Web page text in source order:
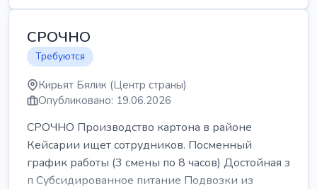
СРОЧНО
Требуются
Кирьят Бялик (Центр страны)
Опубликовано: 19.06.2026
СРОЧНО Производство картона в районе
Кейсарии ищет сотрудников. Посменный
график работы (3 смены по 8 часов) Достойная з
п Субсидированное питание Подвозки из